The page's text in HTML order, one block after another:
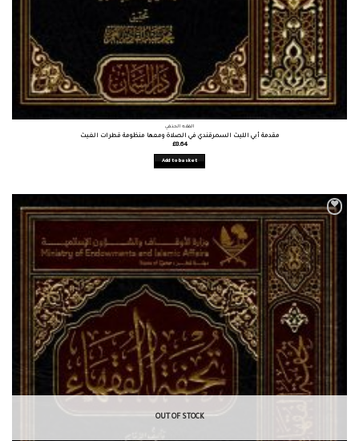
الفقه الحنفي
مقدمة أبي الليث السمرقندي في الصلاة ومعها منظومة قطرات الغيث
£8.64
Add to basket
OUT OF STOCK